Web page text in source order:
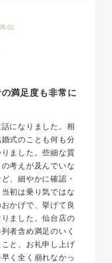
点)
満足度も非常に
になりました。相
式のことも何も分
ました。些細な質
考えが及んでいな
、細やかに確認・
初は乗り気ではな
かげで、挙げて良
ました。仙台店の
者含め満足のいく
と、お礼申し上げ
く全く崩れなかっ